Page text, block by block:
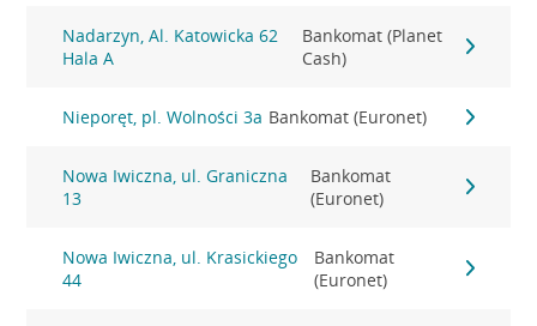
Nadarzyn, Al. Katowicka 62
Hala A
Bankomat (Planet
Cash)
Nieporęt, pl. Wolności 3a Bankomat (Euronet)
Nowa Iwiczna, ul. Graniczna
13
Bankomat
(Euronet)
Nowa Iwiczna, ul. Krasickiego
44
Bankomat
(Euronet)